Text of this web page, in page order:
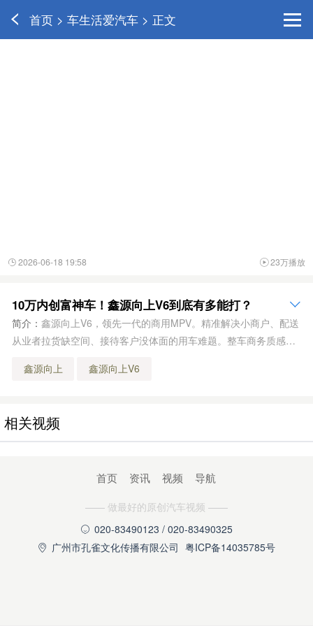
首页 > 车生活爱汽车 > 正文
 23万播放
 2026-06-18 19:58
10万内创富神车！鑫源向上V6到底有多能打？ 
简介： 鑫源向上V6，领先一代的商用MPV。精准解决小商户、配送
从业者拉货缺空间、接待客户没体面的用车难题。整车商务质感外
纯平货箱。
鑫源向上 鑫源向上V6
相关视频
首页 资讯 视频 导航
—— 做最好的原创汽车视频 ——
 020-83490123 / 020-83490325
 广州市孔雀文化传播有限公司 粤ICP备14035785号